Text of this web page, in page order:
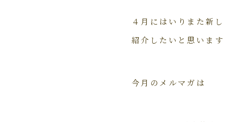
４月にはいりまた新
紹介したいと思いま
今月のメルマガは